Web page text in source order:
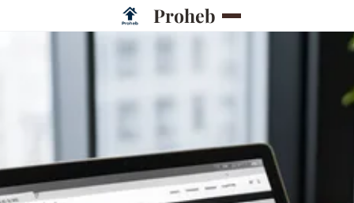
Proheb